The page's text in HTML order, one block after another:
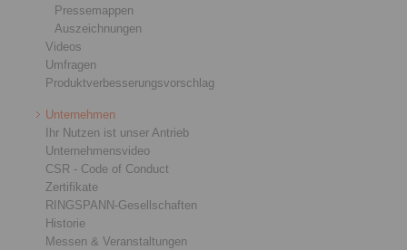
Pressemappen
Auszeichnungen
Videos
Umfragen
Produktverbesserungsvorschlag
Unternehmen
Ihr Nutzen ist unser Antrieb
Unternehmensvideo
CSR - Code of Conduct
Zertifikate
RINGSPANN-Gesellschaften
Historie
Messen & Veranstaltungen